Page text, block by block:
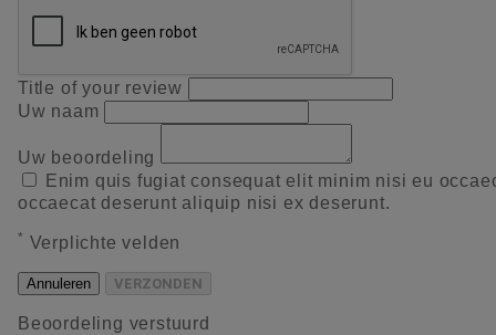
Title of your review
Uw naam
Uw beoordeling
Enim quis fugiat consequat elit minim nisi eu
occaecat deserunt aliquip nisi ex deserunt.
* Verplichte velden
Annuleren VERZONDEN
Beoordeling verstuurd